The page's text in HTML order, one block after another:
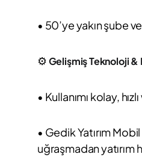
• 50’ye yakın şube
⚙️Gelişmiş Teknoloji
• Kullanımı kolay,
• Gedik Yatırım
uğraşmadan yatırım